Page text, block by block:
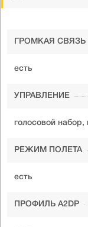
ГРОМКАЯ
есть
УПРАВЛЕНИЕ
голосовой набор,
РЕЖИМ ПОЛЕТА
есть
ПРОФИЛЬ A2DP